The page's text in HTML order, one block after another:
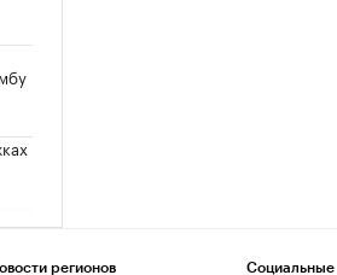
регионов Социальные